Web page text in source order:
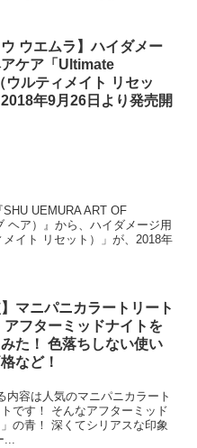
ウ ウエムラ】ハイダメー
ケア「Ultimate
ウルティメイト リセッ
2018年9月26日より発売開
UEMURA ART OF
ヘア）』から、ハイダメージ用
イト リセット）」が、2018年
】マニパニカラートリート
アフターミッドナイトを
た！ 色落ちしない使い
など！
内容は人気のマニパニカラート
です！ そんなアフターミッド
の青！ 深くてシリアスな印象
...